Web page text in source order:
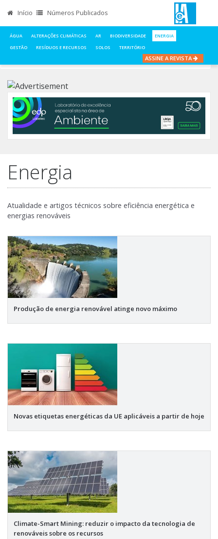
Início Números Publicados
ÁGUA ALTERAÇÕES CLIMÁTICAS AR BIODIVERSIDADE
ENERGIA
GESTÃO
RESÍDUOS E RECURSOS SOLOS TERRITÓRIO
ASSINE A REVISTA
Energia
Atualidade e artigos técnicos sobre eficiência energética e
energias renováveis
Produção de energia renovável atinge novo máximo
Novas etiquetas energéticas da UE aplicáveis a partir de hoje
Climate-Smart Mining: reduzir o impacto da tecnologia de
renováveis sobre os recursos